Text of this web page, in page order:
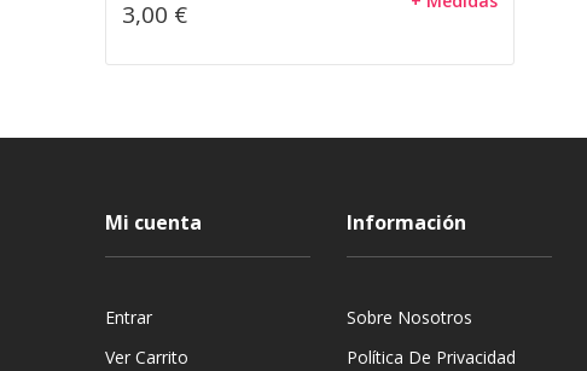
3,00 €
Mi cuenta
Entrar
Ver Carrito
Información
Sobre Nosotros
Política De Privacidad